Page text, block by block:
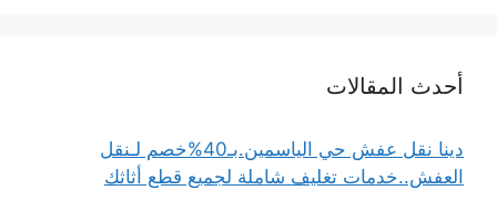
أحدث المقالات
دينا نقل عفش حي الياسمين.بـ40%خصم لـنقل
العفش..خدمات تغليف شاملة لجميع قطع أثاثك